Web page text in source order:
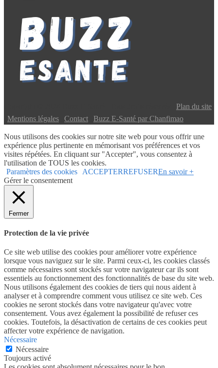
Plan du site
Mentions légales Contact Buzz E-Santé par Chanfimao
Nous utilisons des cookies sur notre site web pour vous offrir une
expérience plus pertinente en mémorisant vos préférences et vos
visites répétées. En cliquant sur "Accepter", vous consentez à
l'utilisation de TOUS les cookies.
Paramètres des cookies
ACCEPTERREFUSEREn savoir +
Gérer le consentement
Fermer
Protection de la vie privée
Ce site web utilise des cookies pour améliorer votre expérience
lorsque vous naviguez sur le site. Parmi ceux-ci, les cookies classés
comme nécessaires sont stockés sur votre navigateur car ils sont
essentiels au fonctionnement des fonctionnalités de base du site web.
Nous utilisons également des cookies de tiers qui nous aident à
analyser et à comprendre comment vous utilisez ce site web. Ces
cookies ne seront stockés dans votre navigateur qu'avec votre
consentement. Vous avez également la possibilité de refuser ces
cookies. Toutefois, la désactivation de certains de ces cookies peut
affecter votre expérience de navigation.
Nécessaire
Nécessaire
Toujours activé